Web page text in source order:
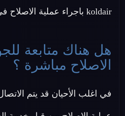
koldair باجراء عملية الاصلاح في المحافظات جميعها
هل هناك متابعة
الاصلاح مباشرة ؟
في اغلب الأحيان قد يتم